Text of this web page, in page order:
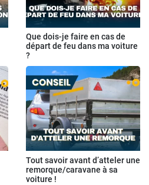
Que dois-je faire en cas de
départ de feu dans ma voiture
?
Tout savoir avant d’atteler une
remorque/caravane à sa
voiture !